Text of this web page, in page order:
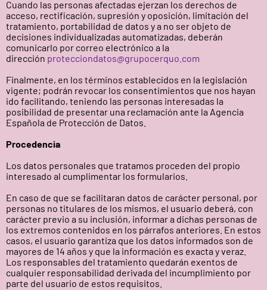
Cuando las personas afectadas ejerzan los derechos de
acceso, rectificación, supresión y oposición, limitación del
tratamiento, portabilidad de datos y a no ser objeto de
decisiones individualizadas automatizadas, deberán
comunicarlo por correo electrónico a la
dirección protecciondatos@grupocerquo.com
Finalmente, en los términos establecidos en la legislación
vigente; podrán revocar los consentimientos que nos hayan
ido facilitando, teniendo las personas interesadas la
posibilidad de presentar una reclamación ante la Agencia
Española de Protección de Datos.
Procedencia
Los datos personales que tratamos proceden del propio
interesado al cumplimentar los formularios.
En caso de que se facilitaran datos de carácter personal, por
personas no titulares de los mismos, el usuario deberá, con
carácter previo a su inclusión, informar a dichas personas de
los extremos contenidos en los párrafos anteriores. En estos
casos, el usuario garantiza que los datos informados son de
mayores de 14 años y que la información es exacta y veraz.
Los responsables del tratamiento quedarán exentos de
cualquier responsabilidad derivada del incumplimiento por
parte del usuario de estos requisitos.